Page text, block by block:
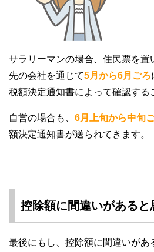
サラリーマンの場合、住民票を置
先の会社を通じて5月から6月ごろ
税額決定通知書によって確認する
自営の場合も、 6月上旬から中旬
額決定通知書が送られてきます。
控除額に間違いがあると
最後にもし、控除額に間違いがあ